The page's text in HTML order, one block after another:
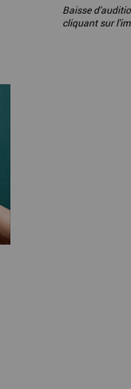
Baisse
cliquant sur